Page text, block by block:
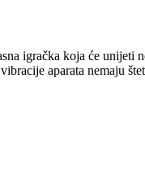
igračka koja će unijeti
aparata nemaju